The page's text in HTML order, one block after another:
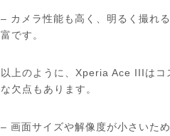
– カメラ性能も高く、明るく撮れ
富です。
以上のように、Xperia Ace IIIはコ
な欠点もあります。
– 画面サイズや解像度が小さいた